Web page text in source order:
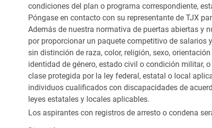
condiciones del plan o programa correspondiente,
Póngase en contacto con su representante de TJX
Además de nuestra normativa de puertas abiertas y
por proporcionar un paquete competitivo de salarios
sin distinción de raza, color, religión, sexo,
identidad de género, estado civil o condición militar,
clase protegida por la ley federal, estatal o local
individuos cualificados con discapacidades de
leyes estatales y locales aplicables.
Los aspirantes con registros de arresto o condena